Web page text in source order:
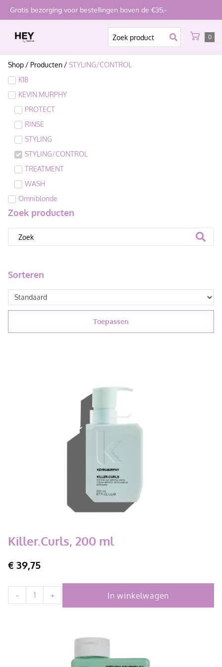
Gratis bezorging voor bestellingen boven de €35,-
0
Shop / Producten / STYLING/CONTROL
K18
KEVIN.MURPHY
PROTECT
RINSE
STYLING
STYLING/CONTROL
TREATMENT
WASH
Omniblonde
Zoek producten
Sorteren
Toepassen
Killer.Curls, 200 ml
€ 39,75
- + In winkelwagen